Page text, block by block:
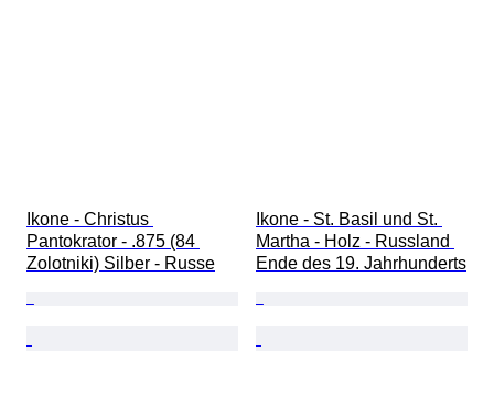
Ikone - Christus
Pantokrator - .875 (84
Zolotniki) Silber - Russe
Ikone - St. Basil und St.
Martha - Holz - Russland
Ende des 19. Jahrhunderts